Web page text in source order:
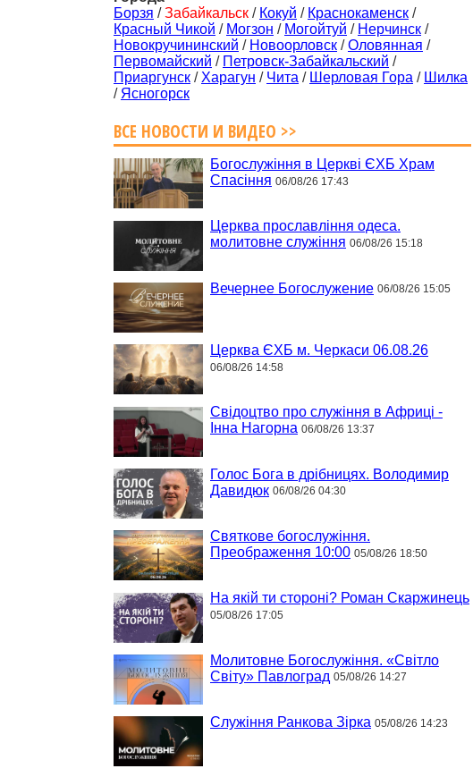
Борзя /Забайкальск / Кокуй / Краснокаменск /
Красный Чикой / Могзон / Могойтуй / Нерчинск /
Новокручининский / Новоорловск /Оловянная /
Первомайский / Петровск-Забайкальский /
Приаргунск / Харагун / Чита / Шерловая Гора / Шилка
/ Ясногорск
ВСЕ НОВОСТИ И ВИДЕО >>
Богослужіння в Церкві ЄХБ Храм
Спасіння 06/08/26 17:43
Церква прославління одеса.
молитовне служіння 06/08/26 15:18
Вечернее Богослужение 06/08/26 15:05
Церква ЄХБ м. Черкаси 06.08.26
06/08/26 14:58
Свідоцтво про служіння в Африці -
Інна Нагорна 06/08/26 13:37
Голос Бога в дрібницях. Володимир
Давидюк 06/08/26 04:30
Святкове богослужіння.
Преображення 10:00 05/08/26 18:50
На якій ти стороні? Роман Скаржинець
05/08/26 17:05
Молитовне Богослужіння. «Світло
Світу» Павлоград 05/08/26 14:27
Служіння Ранкова Зірка 05/08/26 14:23